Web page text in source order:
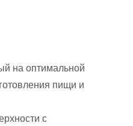
на оптимальной
пищи и
с